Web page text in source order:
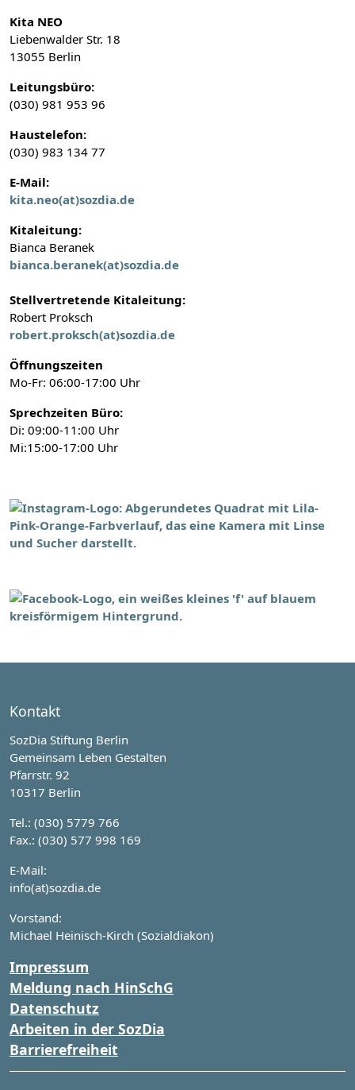
Kita NEO
Liebenwalder Str. 18
13055 Berlin
Leitungsbüro:
(030) 981 953 96
Haustelefon:
(030) 983 134 77
E-Mail:
kita.neo(at)sozdia.de
Kitaleitung:
Bianca Beranek
bianca.beranek(at)sozdia.de
Stellvertretende Kitaleitung:
Robert Proksch
robert.proksch(at)sozdia.de
Öffnungszeiten
Mo-Fr: 06:00-17:00 Uhr
Sprechzeiten Büro:
Di: 09:00-11:00 Uhr
Mi:15:00-17:00 Uhr
Kontakt
SozDia Stiftung Berlin
Gemeinsam Leben Gestalten
Pfarrstr. 92
10317 Berlin
Tel.: (030) 5779 766
Fax.: (030) 577 998 169
E-Mail:
info(at)sozdia.de
Vorstand:
Michael Heinisch-Kirch (Sozialdiakon)
Impressum
Meldung nach HinSchG
Datenschutz
Arbeiten in der SozDia
Barrierefreiheit